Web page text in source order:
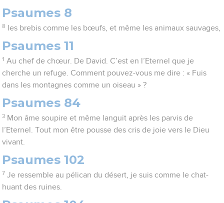
Psaumes 8
8 les brebis comme les bœufs, et même les animaux sauvages,
Psaumes 11
1 Au chef de chœur. De David. C’est en l’Eternel que je
cherche un refuge. Comment pouvez-vous me dire : « Fuis
dans les montagnes comme un oiseau » ?
Psaumes 84
3 Mon âme soupire et même languit après les parvis de
l’Eternel. Tout mon être pousse des cris de joie vers le Dieu
vivant.
Psaumes 102
7 Je ressemble au pélican du désert, je suis comme le chat-
huant des ruines.